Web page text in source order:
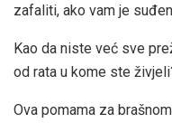
zafaliti, ako vam je
Kao da niste već sve
od rata u kome ste
Ova pomama za